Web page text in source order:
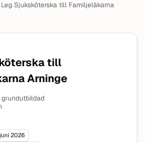
Leg Sjuksköterska till Familjeläkarna
till
Arninge
grundutbildad
2026